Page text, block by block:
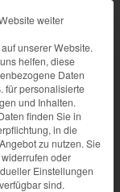
weiter
unserer Website.
helfen, diese
Daten
für personalisierte
und Inhalten.
finden Sie in
in die
zu nutzen. Sie
widerrufen oder
Einstellungen
sind.